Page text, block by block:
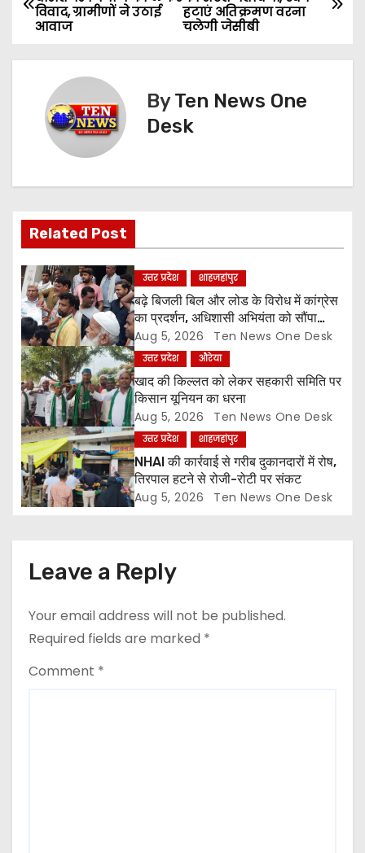
o
s
v
g
a
t
i
o
n
हटाएं अतिक्रमण वरना
चलेगी जेसीबी
विवाद, ग्रामीणों ने उठाई
आवाज
ByTen News One
Desk
Related Post
उत्तर प्रदेश शाहजहांपुर
बढ़े बिजली बिल और लोड के विरोध में कांग्रेस
का प्रदर्शन, अधिशासी अभियंता को सौंपा
ज्ञापन
Aug 5, 2026 Ten News One Desk
उत्तर प्रदेश औरेया
खाद की किल्लत को लेकर सहकारी समिति पर
किसान यूनियन का धरना
Aug 5, 2026 Ten News One Desk
उत्तर प्रदेश शाहजहांपुर
NHAI की कार्रवाई से गरीब दुकानदारों में रोष,
तिरपाल हटने से रोजी-रोटी पर संकट
Aug 5, 2026 Ten News One Desk
Leave a Reply
Your email address will not be published.
Required fields are marked *
Comment *